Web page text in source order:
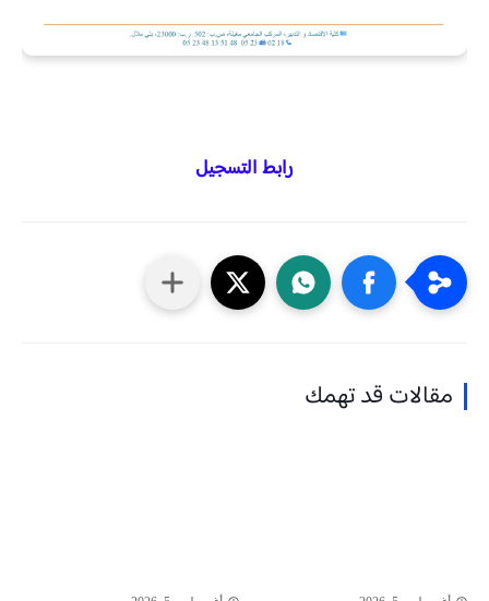
رابط التسجيل
مقالات قد تهمك